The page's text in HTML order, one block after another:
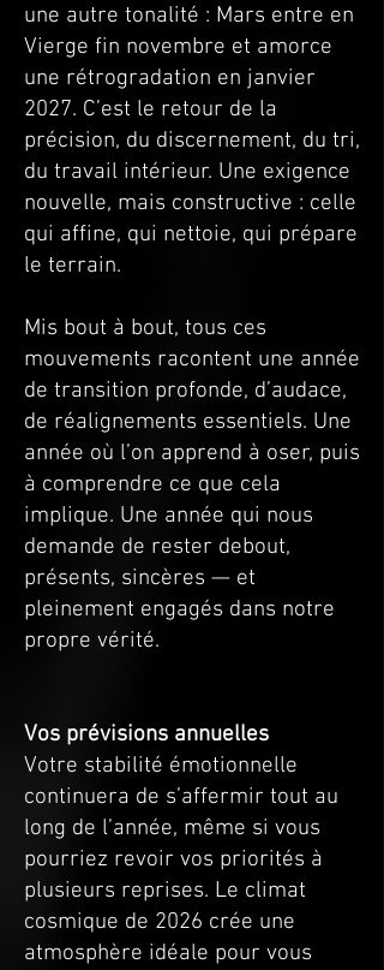
une autre tonalité : Mars entre en
Vierge fin novembre et amorce
une rétrogradation en janvier
2027. C’est le retour de la
précision, du discernement, du tri,
du travail intérieur. Une exigence
nouvelle, mais constructive : celle
qui affine, qui nettoie, qui prépare
le terrain.
Mis bout à bout, tous ces
mouvements racontent une année
de transition profonde, d’audace,
de réalignements essentiels. Une
année où l’on apprend à oser, puis
à comprendre ce que cela
implique. Une année qui nous
demande de rester debout,
présents, sincères — et
pleinement engagés dans notre
propre vérité.
Vos prévisions annuelles
Votre stabilité émotionnelle
continuera de s’affermir tout au
long de l’année, même si vous
pourriez revoir vos priorités à
plusieurs reprises. Le climat
cosmique de 2026 crée une
atmosphère idéale pour vous